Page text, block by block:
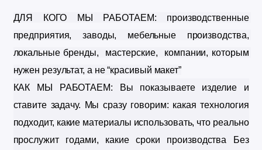
ДЛЯ КОГО МЫ РАБОТАЕМ: производственные
предприятия, заводы, мебельные производства,
локальные бренды,
мастерские,
компании, которым
нужен результат, а не “красивый макет”
КАК МЫ РАБОТАЕМ: Вы показываете изделие и
ставите задачу. Мы сразу говорим: какая технология
подходит, какие материалы использовать, что реально
прослужит годами, какие сроки производства Без